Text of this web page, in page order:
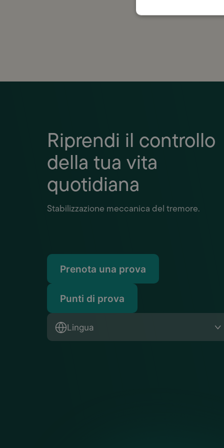
Riprendi il controllo
della tua vita
quotidiana
Stabilizzazione meccanica del tremore.
Prenota una prova
Punti di prova
Lingua